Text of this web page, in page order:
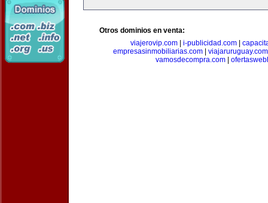
Otros dominios en venta:
viajerovip.com
i-publicidad.com
empresasinmobiliarias.com
viajaruruguay.com
vamosdecompra.com